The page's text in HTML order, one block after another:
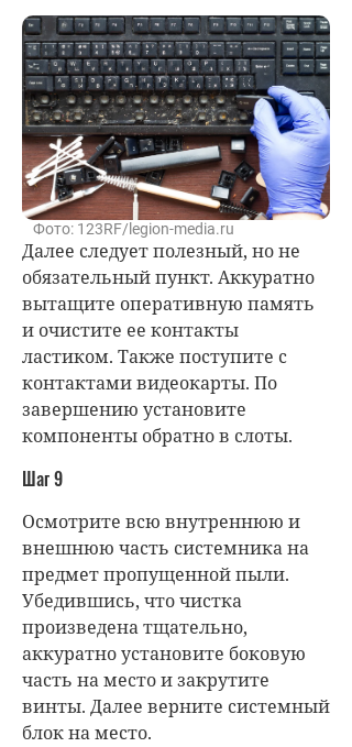
Фото: 123RF/legion-media.ru
Далее следует полезный, но не
обязательный пункт. Аккуратно
вытащите оперативную память
и очистите ее контакты
ластиком. Также поступите с
контактами видеокарты. По
завершению установите
компоненты обратно в слоты.
Шаг 9
Осмотрите всю внутреннюю и
внешнюю часть системника на
предмет пропущенной пыли.
Убедившись, что чистка
произведена тщательно,
аккуратно установите боковую
часть на место и закрутите
винты. Далее верните системный
блок на место.